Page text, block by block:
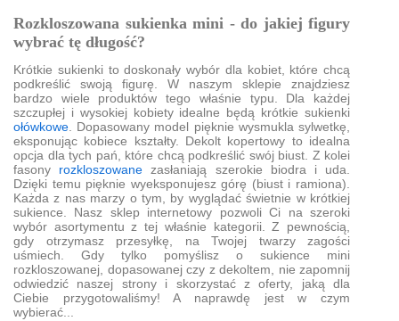
Rozkloszowana sukienka mini - do jakiej figury
wybrać tę długość?
Krótkie sukienki to doskonały wybór dla kobiet, które chcą
podkreślić swoją figurę. W naszym sklepie znajdziesz
bardzo wiele produktów tego właśnie typu. Dla każdej
szczupłej i wysokiej kobiety idealne będą krótkie sukienki
ołówkowe . Dopasowany model pięknie wysmukla sylwetkę,
eksponując kobiece kształty. Dekolt kopertowy to idealna
opcja dla tych pań, które chcą podkreślić swój biust. Z kolei
fasony rozkloszowane zasłaniają szerokie biodra i uda.
Dzięki temu pięknie wyeksponujesz górę (biust i ramiona).
Każda z nas marzy o tym, by wyglądać świetnie w krótkiej
sukience. Nasz sklep internetowy pozwoli Ci na szeroki
wybór asortymentu z tej właśnie kategorii. Z pewnością,
gdy otrzymasz przesyłkę, na Twojej twarzy zagości
uśmiech. Gdy tylko pomyślisz o sukience mini
rozkloszowanej, dopasowanej czy z dekoltem, nie zapomnij
odwiedzić naszej strony i skorzystać z oferty, jaką dla
Ciebie przygotowaliśmy! A naprawdę jest w czym
wybierać...